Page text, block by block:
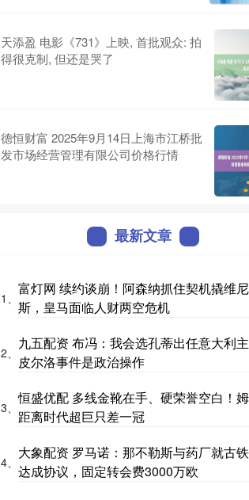
天添盈 电影《731》上映, 首批观众: 拍
得很克制, 但还是哭了
德恒财富 2025年9月14日上海市江桥批
发市场经营管理有限公司价格行情
最新文章
1、
富灯网 续约谈崩！阿森纳抓住契机撬维
斯，皇马面临人财两空危机
2、
九五配资 布冯：我会选孔蒂出任意大利主
皮尔洛事件是政治操作
3、
恒盛优配 多线金靴在手、硬荣誉空白！
距离时代超巨只差一冠
4、
大象配资 罗马诺：那不勒斯与药厂就古
达成协议，固定转会费3000万欧